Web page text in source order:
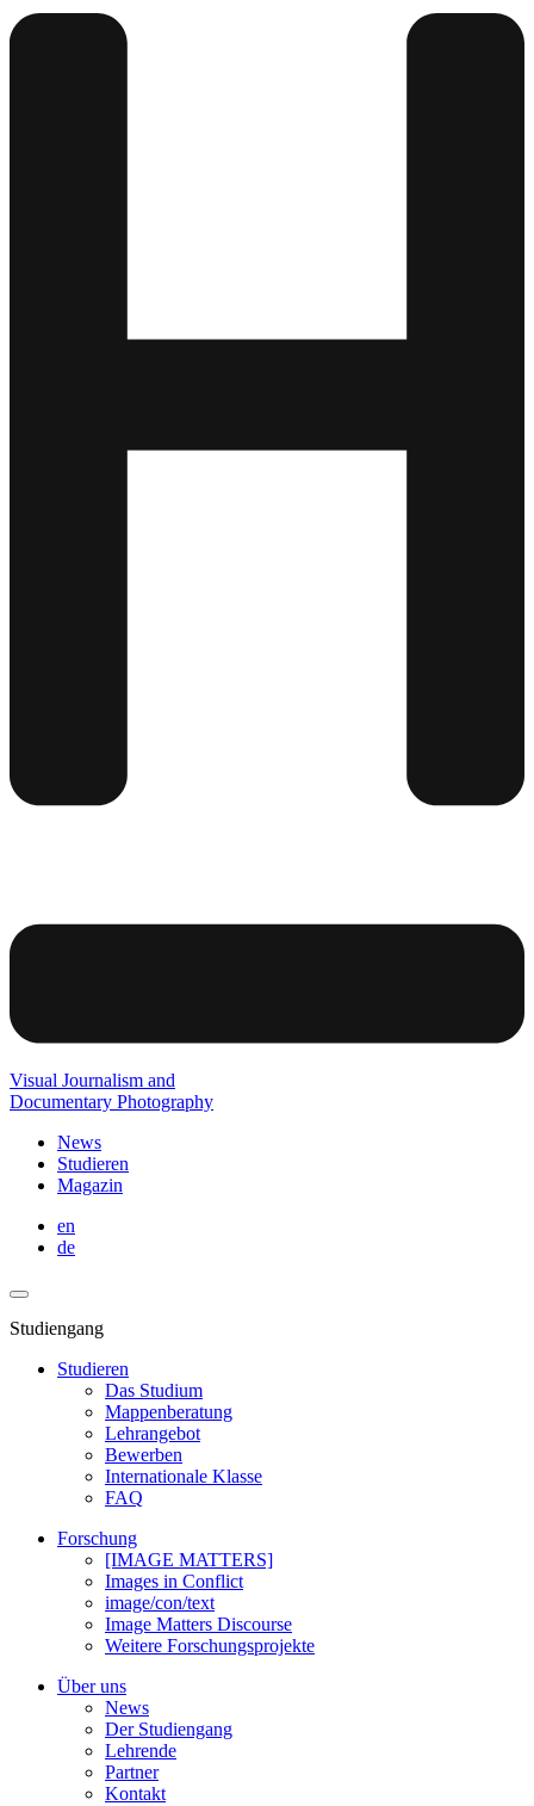
Visual Journalism and
Documentary Photography
News
Studieren
Magazin
en
de
Studiengang
Studieren
Das Studium
Mappenberatung
Lehrangebot
Bewerben
Internationale Klasse
FAQ
Forschung
[IMAGE MATTERS]
Images in Conflict
image/con/text
Image Matters Discourse
Weitere Forschungsprojekte
Über uns
News
Der Studiengang
Lehrende
Partner
Kontakt